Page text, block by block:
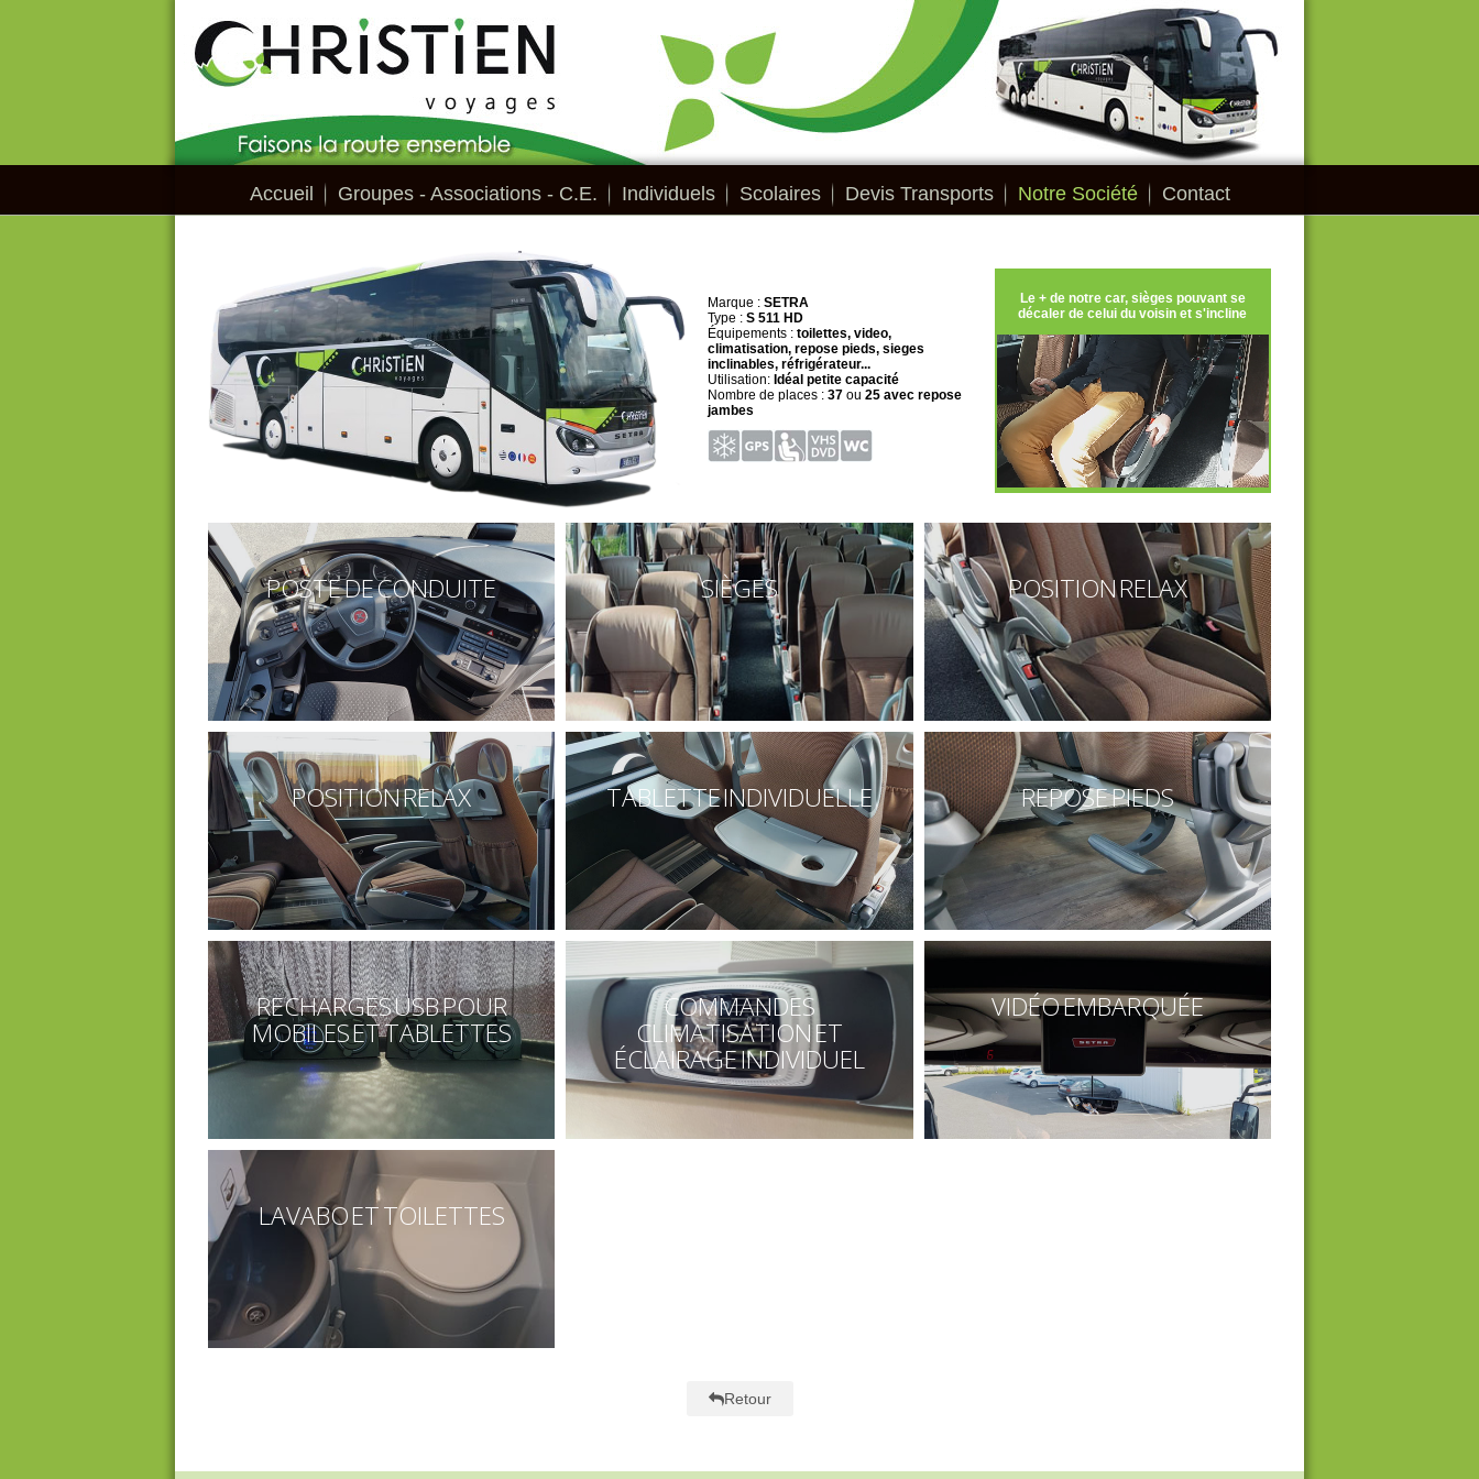
Accueil Groupes - Associations - C.E. Individuels Scolaires Devis Transports Notre Société Contact
Marque :SETRA
Type :S 511 HD
Équipements :toilettes, video,
climatisation, repose pieds, sieges
inclinables, réfrigérateur...
Utilisation: Idéal petite capacité
Nombre de places :37ou 25 avec repose
jambes
Le + de notre car, sièges pouvant se
décaler de celui du voisin et s'incline
POSTE DE CONDUITE SIÈGES POSITION RELAX
POSITION RELAX TABLETTE INDIVIDUELLE REPOSE PIEDS
RECHARGES USB POUR
MOBILES ET TABLETTES
COMMANDES
CLIMATISATION ET
ÉCLAIRAGE INDIVIDUEL
VIDÉO EMBARQUÉE
LAVABO ET TOILETTES
Retour